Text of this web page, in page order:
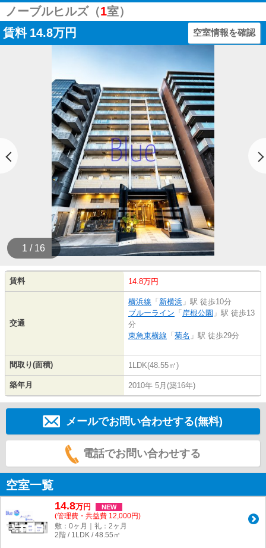
ノーブルヒルズ（1室）
賃料 14.8万円 空室情報を確認
1 / 16
賃料 14.8万円
交通
横浜線 「 新横浜 」駅 徒歩10分
ブルーライン 「 岸根公園 」駅 徒歩13
分
東急東横線 「 菊名 」駅 徒歩29分
間取り(面積) 1LDK(48.55㎡)
築年月 2010年 5月(築16年)
メールでお問い合わせする(無料)
電話でお問い合わせする
空室一覧
14.8万円 NEW
(管理費・共益費 12,000円)
敷：0ヶ月｜礼：2ヶ月
2階 / 1LDK / 48.55㎡